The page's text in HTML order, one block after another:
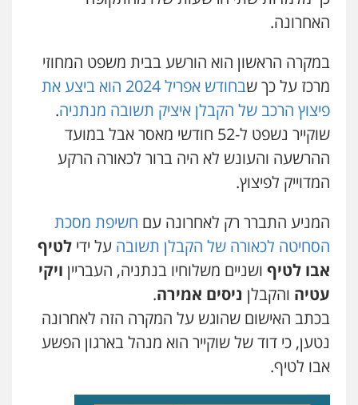
0507587013
עו"ד אביגדור פלדמן
פלילי אסירים צווארון לבן זכויות אדם
0505345826
פלילי כלכלי פשיעה חמורה נוער
0505555110
אסף כרמונה – עורך דין פלילי
פלילי פשיעה חמורה
וחקירות
0522540777
פלילי משפחה צבאי
האחרונה.
במקרה הראשון הוא הורשע בבית משפט המחוזי
מרכז על כך ש
בחודש אפריל 2024 הוא ביצע את
פיצוץ הרכב של הקבלן איציק תשובה מנתניה.
שוקייר נשפט ל-52 חודשי מאסר אבל במועד
ההרשעה והעונש לא היה ברור לכאורה הרקע
המדוייק לפיצוץ.
המניע התברר רק לאחרונה עם חשיפת מסכת
הסחיטה לכאורה של הקבלן תשובה על ידי לטיף
אבו לטיף ושניים משלוחיו בנתניה, העבריין ויקי
עטיה והקבלן ניסים אמירה.
בכתב האישום שהוגש על המקרה הזה לאחרונה
נטען, כי דוד של שוקייר הוא מנהל בארגון הפשע
אבו לטיף.